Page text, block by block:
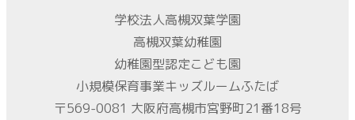
学校法人高槻双葉学園
高槻双葉幼稚園
幼稚園型認定こども園
小規模保育事業キッズルームふたば
〒569-0081 大阪府高槻市宮野町21番18号